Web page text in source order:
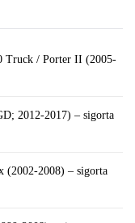
Truck / Porter II (2005-
2012-2017) – sigorta
(2002-2008) – sigorta